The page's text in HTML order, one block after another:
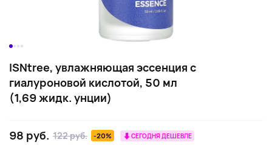
ISNtree, увлажняющая эссенция с
гиалуроновой кислотой, 50 мл
(1,69 жидк. унции)
98 руб. 122 руб. -20% СЕГОДНЯ ДЕШЕВЛЕ